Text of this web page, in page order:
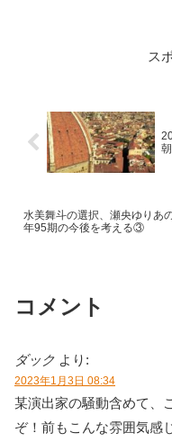
ス
水美舞斗の選択、瀬央ゆりあ
年95期の今後を考える③
コメント
ダック より:
2023年1月3日 08:34
某演出家の騒動含めて、
ぞ！前もこんな雰囲気感